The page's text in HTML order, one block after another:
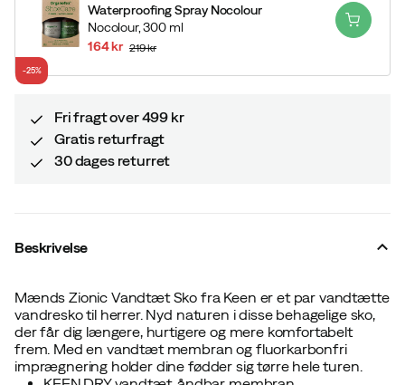
Waterproofing Spray Nocolour
Nocolour,300 ml
164 kr 219 kr
-25%
Fri fragt over 499 kr
Gratis returfragt
30 dages returret
Beskrivelse
Mænds Zionic Vandtæt Sko fra Keen er et par vandtætte
vandresko til herrer. Nyd naturen i disse behagelige sko,
der får dig længere, hurtigere og mere komfortabelt
frem. Med en vandtæt membran og fluorkarbonfri
imprægnering holder dine fødder sig tørre hele turen.